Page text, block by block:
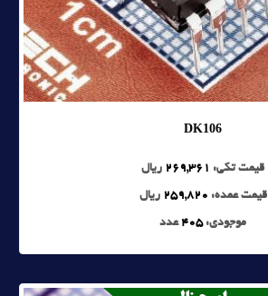
DK106
قیمت تکی: 269,361 ریال
قیمت عمده: 259,820 ریال
موجودی:405 عدد